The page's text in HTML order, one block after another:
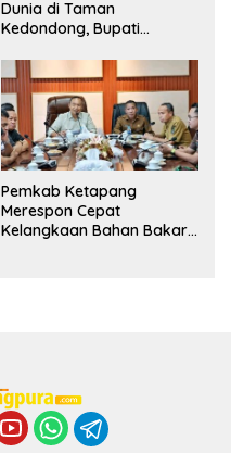
Dunia di Taman
Kedondong, Bupati
Argentina Juara!
Pemkab Ketapang
Merespon Cepat
Kelangkaan Bahan Bakar